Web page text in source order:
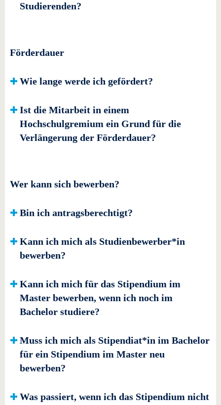
Studierenden?
Förderdauer
Wie lange werde ich gefördert?
Ist die Mitarbeit in einem
Hochschulgremium ein Grund für die
Verlängerung der Förderdauer?
Wer kann sich bewerben?
Bin ich antragsberechtigt?
Kann ich mich als Studienbewerber*in
bewerben?
Kann ich mich für das Stipendium im
Master bewerben, wenn ich noch im
Bachelor studiere?
Muss ich mich als Stipendiat*in im Bachelor
für ein Stipendium im Master neu
bewerben?
Was passiert, wenn ich das Stipendium nicht